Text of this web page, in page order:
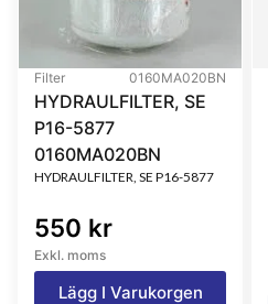
Filter 0160MA020BN
HYDRAULFILTER, SE
P16-5877
0160MA020BN
HYDRAULFILTER, SE P16-5877
550 kr
Exkl. moms
Lägg I Varukorgen